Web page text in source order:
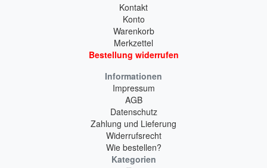
Kontakt
Konto
Warenkorb
Merkzettel
Bestellung widerrufen
Informationen
Impressum
AGB
Datenschutz
Zahlung und Lieferung
Widerrufsrecht
Wie bestellen?
Kategorien